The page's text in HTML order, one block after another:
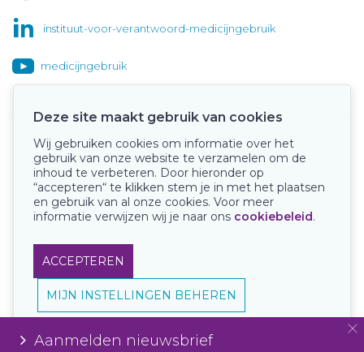
instituut-voor-verantwoord-medicijngebruik
medicijngebruik
Onze keurmerken
Aanmelden nieuwsbrief
Deze site maakt gebruik van cookies
Wij gebruiken cookies om informatie over het
gebruik van onze website te verzamelen om de
inhoud te verbeteren. Door hieronder op
“accepteren“ te klikken stem je in met het plaatsen
en gebruik van al onze cookies. Voor meer
informatie verwijzen wij je naar ons cookiebeleid.
ACCEPTEREN
MIJN INSTELLINGEN BEHEREN